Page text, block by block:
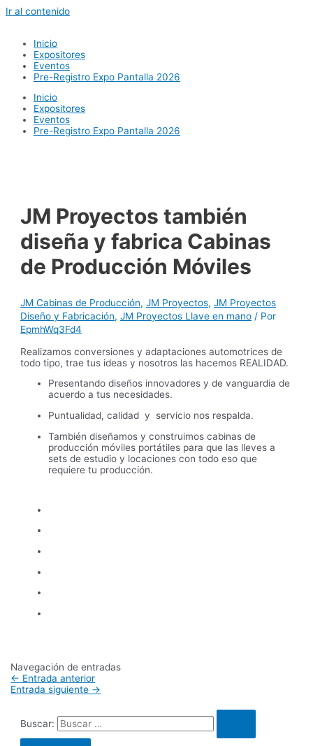
Ir al contenido
Inicio
Expositores
Eventos
Pre-Registro Expo Pantalla 2026
Inicio
Expositores
Eventos
Pre-Registro Expo Pantalla 2026
JM Proyectos también
diseña y fabrica Cabinas
de Producción Móviles
JM Cabinas de Producción,JM Proyectos,JM Proyectos
Diseño y Fabricación,JM Proyectos Llave en mano / Por
EpmhWq3Fd4
Realizamos conversiones y adaptaciones automotrices de
todo tipo, trae tus ideas y nosotros las hacemos REALIDAD.
Presentando diseños innovadores y de vanguardia de
acuerdo a tus necesidades.
Puntualidad, calidad y servicio nos respalda.
También diseñamos y construimos cabinas de
producción móviles portátiles para que las lleves a
sets de estudio y locaciones con todo eso que
requiere tu producción.
Navegación de entradas
← Entrada anterior
Entrada siguiente →
Buscar: